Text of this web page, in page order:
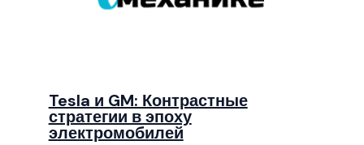
Tesla и GM: Контрастные
стратегии в эпоху
электромобилей